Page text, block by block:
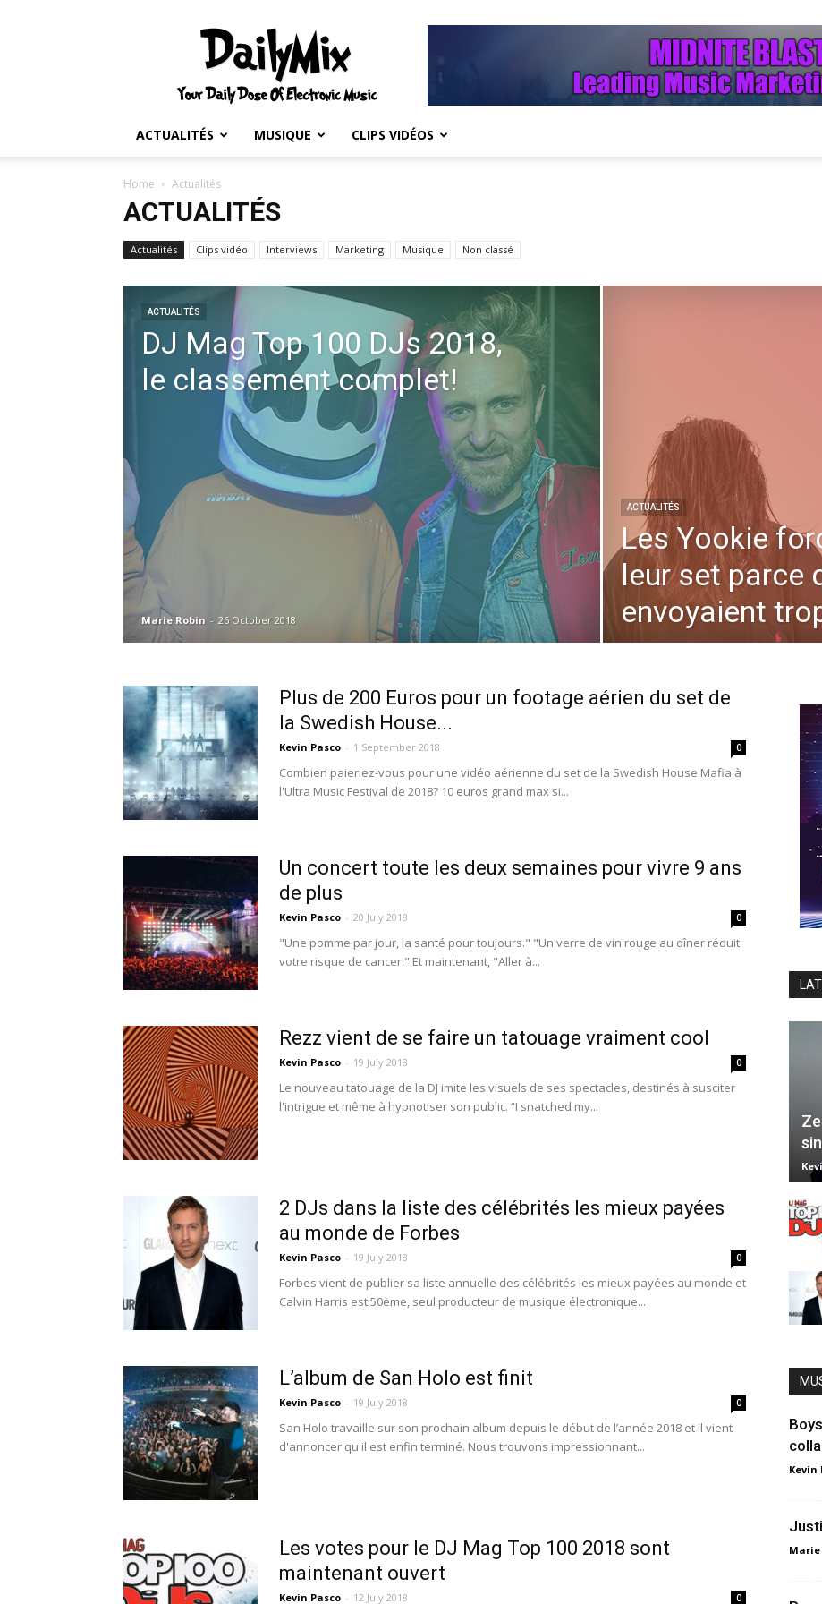
ACTUALITÉS MUSIQUE CLIPS VIDÉOS
Home Actualités
ACTUALITÉS
Actualités Clips vidéo Interviews Marketing Musique Non classé
ACTUALITÉS
DJ Mag Top 100 DJs 2018,
le classement complet!
Marie Robin - 26 October 2018
ACTUALITÉS
Les Yookie
leur set parce
envoyaient
Plus de 200 Euros pour un footage aérien du set de
la Swedish House...
Kevin Pasco - 1 September 2018 0
Combien paieriez-vous pour une vidéo aérienne du set de la Swedish House Mafia à
l'Ultra Music Festival de 2018? 10 euros grand max si...
Un concert toute les deux semaines pour vivre 9 ans
de plus
Kevin Pasco - 20 July 2018 0
"Une pomme par jour, la santé pour toujours." "Un verre de vin rouge au dîner réduit
votre risque de cancer." Et maintenant, "Aller à...
Rezz vient de se faire un tatouage vraiment cool
Kevin Pasco - 19 July 2018 0
Le nouveau tatouage de la DJ imite les visuels de ses spectacles, destinés à susciter
l'intrigue et même à hypnotiser son public. “I snatched my...
2 DJs dans la liste des célébrités les mieux payées
au monde de Forbes
Kevin Pasco - 19 July 2018 0
Forbes vient de publier sa liste annuelle des célébrités les mieux payées au monde et
Calvin Harris est 50ème, seul producteur de musique électronique...
L’album de San Holo est finit
Kevin Pasco - 19 July 2018 0
San Holo travaille sur son prochain album depuis le début de l’année 2018 et il vient
d'annoncer qu'il est enfin terminé. Nous trouvons impressionnant...
Les votes pour le DJ Mag Top 100 2018 sont
maintenant ouvert
Kevin Pasco - 12 July 2018 0
Kevin
Marie